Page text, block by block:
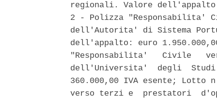
regionali. Valore
2 - Polizza "Responsabilita'
dell'Autorita' di Sistema
dell'appalto: euro
"Responsabilita'   Civile
dell'Universita'  degli
360.000,00 IVA esente;
verso terzi e  prestatori